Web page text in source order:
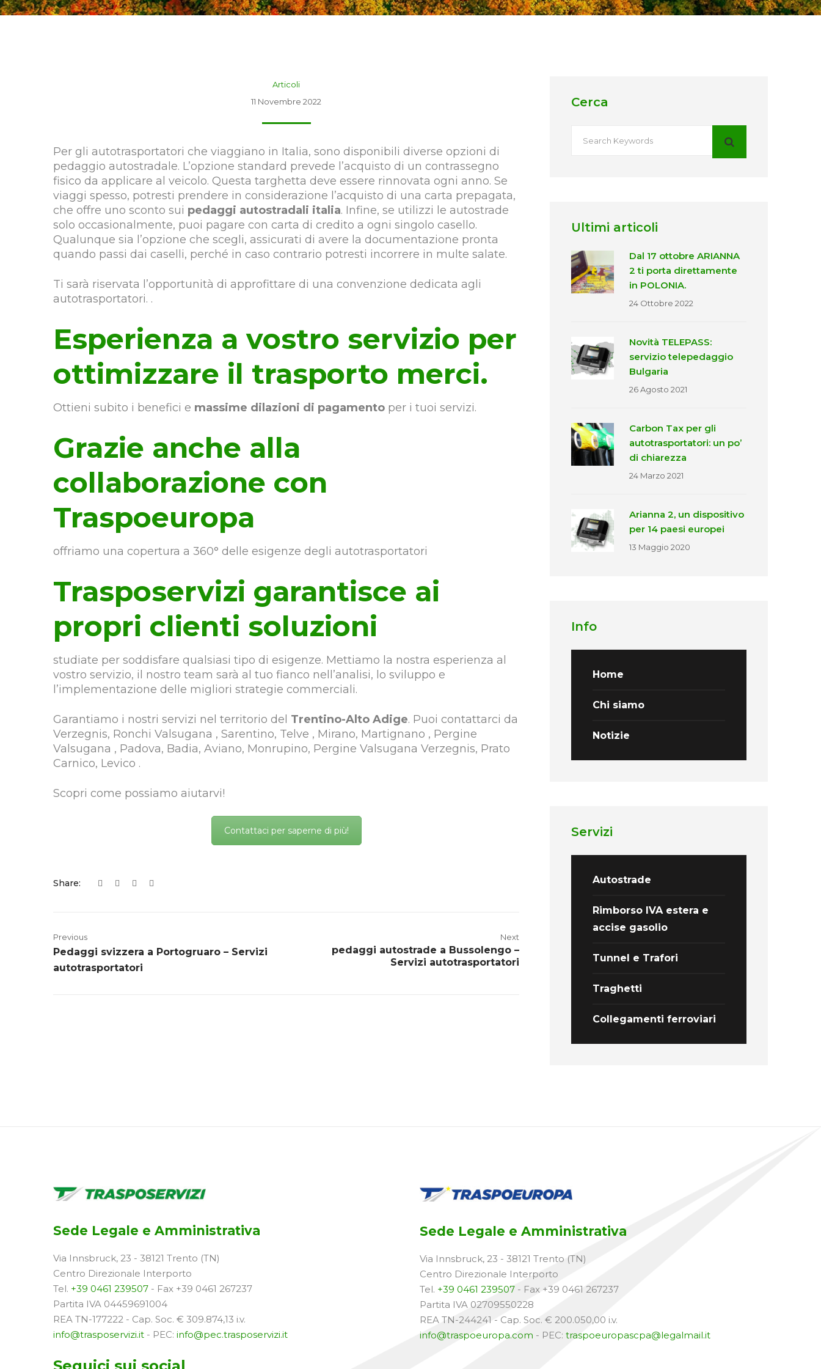
Articoli
11 Novembre 2022
Per gli autotrasportatori che viaggiano in Italia, sono disponibili diverse opzioni di
pedaggio autostradale. L’opzione standard prevede l’acquisto di un contrassegno
fisico da applicare al veicolo. Questa targhetta deve essere rinnovata ogni anno. Se
viaggi spesso, potresti prendere in considerazione l’acquisto di una carta prepagata,
che offre uno sconto sui pedaggi autostradali italia. Infine, se utilizzi le autostrade
solo occasionalmente, puoi pagare con carta di credito a ogni singolo casello.
Qualunque sia l’opzione che scegli, assicurati di avere la documentazione pronta
quando passi dai caselli, perché in caso contrario potresti incorrere in multe salate.
Ti sarà riservata l’opportunità di approfittare di una convenzione dedicata agli
autotrasportatori. .
Esperienza a vostro servizio per
ottimizzare il trasporto merci.
Ottieni subito i benefici e massime dilazioni di pagamento per i tuoi servizi.
Grazie anche alla
collaborazione con
Traspoeuropa
offriamo una copertura a 360° delle esigenze degli autotrasportatori
Trasposervizi garantisce ai
propri clienti soluzioni
studiate per soddisfare qualsiasi tipo di esigenze. Mettiamo la nostra esperienza al
vostro servizio, il nostro team sarà al tuo fianco nell’analisi, lo sviluppo e
l’implementazione delle migliori strategie commerciali.
Garantiamo i nostri servizi nel territorio del Trentino-Alto Adige. Puoi contattarci da
Verzegnis, Ronchi Valsugana , Sarentino, Telve , Mirano, Martignano , Pergine
Valsugana , Padova, Badia, Aviano, Monrupino, Pergine Valsugana Verzegnis, Prato
Carnico, Levico .
Scopri come possiamo aiutarvi!
Contattaci per saperne di più!
Share:
Previous
Pedaggi svizzera a Portogruaro – Servizi
autotrasportatori
Next
pedaggi autostrade a Bussolengo –
Servizi autotrasportatori
Cerca
Ultimi articoli
Dal 17 ottobre ARIANNA
2 ti porta direttamente
in POLONIA.
24 Ottobre 2022
Novità TELEPASS:
servizio telepedaggio
Bulgaria
26 Agosto 2021
Carbon Tax per gli
autotrasportatori: un po’
di chiarezza
24 Marzo 2021
Arianna 2, un dispositivo
per 14 paesi europei
13 Maggio 2020
Info
Home
Chi siamo
Notizie
Servizi
Autostrade
Rimborso IVA estera e
accise gasolio
Tunnel e Trafori
Traghetti
Collegamenti ferroviari
Sede Legale e Amministrativa
Via Innsbruck, 23 - 38121 Trento (TN)
Centro Direzionale Interporto
Tel. +39 0461 239507 - Fax +39 0461 267237
Partita IVA 04459691004
REA TN-177222 - Cap. Soc. € 309.874,13 i.v.
info@trasposervizi.it - PEC: info@pec.trasposervizi.it
Sede Legale e Amministrativa
Via Innsbruck, 23 - 38121 Trento (TN)
Centro Direzionale Interporto
Tel. +39 0461 239507 - Fax +39 0461 267237
Partita IVA 02709550228
REA TN-244241 - Cap. Soc. € 200.050,00 i.v.
info@traspoeuropa.com - PEC: traspoeuropascpa@legalmail.it